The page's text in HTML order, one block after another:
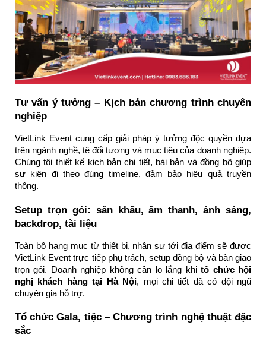
Tư vấn ý tưởng – Kịch bản chương trình chuyên
nghiệp
VietLink Event cung cấp giải pháp ý tưởng độc quyền dựa
trên ngành nghề, tệ đối tượng và mục tiêu của doanh nghiệp.
Chúng tôi thiết kế kịch bản chi tiết, bài bản và đồng bộ giúp
sự kiện đi theo đúng timeline, đảm bảo hiệu quả truyền
thông.
Setup trọn gói: sân khấu, âm thanh, ánh sáng,
backdrop, tài liệu
Toàn bộ hạng mục từ thiết bị, nhân sự tới địa điểm sẽ được
VietLink Event trực tiếp phụ trách, setup đồng bộ và bàn giao
trọn gói. Doanh nghiệp không cần lo lắng khitổ chức hội
nghị khách hàng tại Hà Nội, mọi chi tiết đã có đội ngũ
chuyên gia hỗ trợ.
Tổ chức Gala, tiệc – Chương trình nghệ thuật đặc
sắc